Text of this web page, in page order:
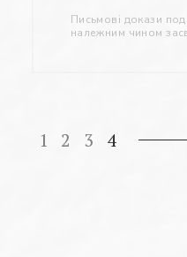
Письмові докази
належним чином
1 2 3 4